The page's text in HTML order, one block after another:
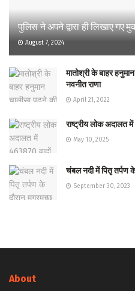
पुलिस ने अपने द्वारा ही लिखाए गए
August 7, 2024
मातोश्री के बाहर
नवनीत राणा
April 21, 2022
राष्ट्रीय लोक अदालत
May 10, 2025
चंबल नदी में पितृ तर्पण
September 30, 2023
About